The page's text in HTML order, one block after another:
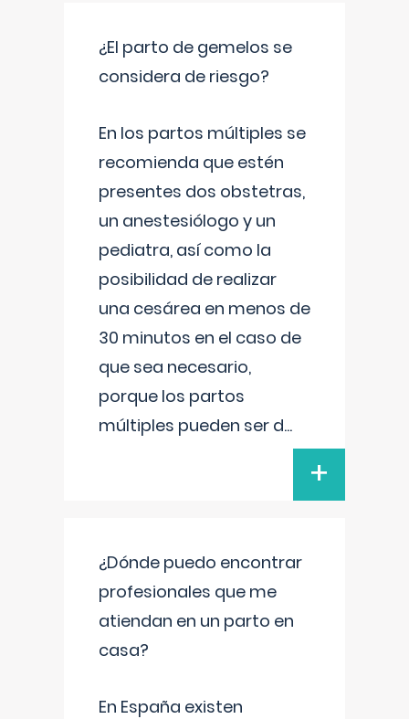
¿El parto de gemelos se
considera de riesgo?
En los partos múltiples se
recomienda que estén
presentes dos obstetras,
un anestesiólogo y un
pediatra, así como la
posibilidad de realizar
una cesárea en menos de
30 minutos en el caso de
que sea necesario,
porque los partos
múltiples pueden ser d...
+
¿Dónde puedo encontrar
profesionales que me
atiendan en un parto en
casa?
En España existen